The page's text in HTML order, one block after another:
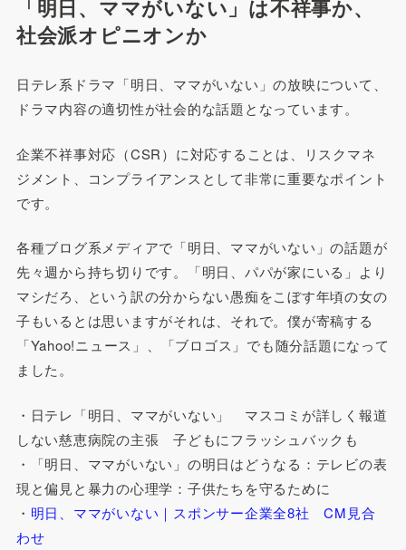
「明日、ママがいない」は不祥事か、
社会派オピニオンか
日テレ系ドラマ「明日、ママがいない」の放映について、
ドラマ内容の適切性が社会的な話題となっています。
企業不祥事対応（CSR）に対応することは、リスクマネ
ジメント、コンプライアンスとして非常に重要なポイント
です。
各種ブログ系メディアで「明日、ママがいない」の話題が
先々週から持ち切りです。「明日、パパが家にいる」より
マシだろ、という訳の分からない愚痴をこぼす年頃の女の
子もいるとは思いますがそれは、それで。僕が寄稿する
「Yahoo!ニュース」、「ブロゴス」でも随分話題になって
ました。
・日テレ「明日、ママがいない」 マスコミが詳しく報道
しない慈恵病院の主張 子どもにフラッシュバックも
・「明日、ママがいない」の明日はどうなる：テレビの表
現と偏見と暴力の心理学：子供たちを守るために
・ 明日、ママがいない｜スポンサー企業全8社 CM見合
わせ